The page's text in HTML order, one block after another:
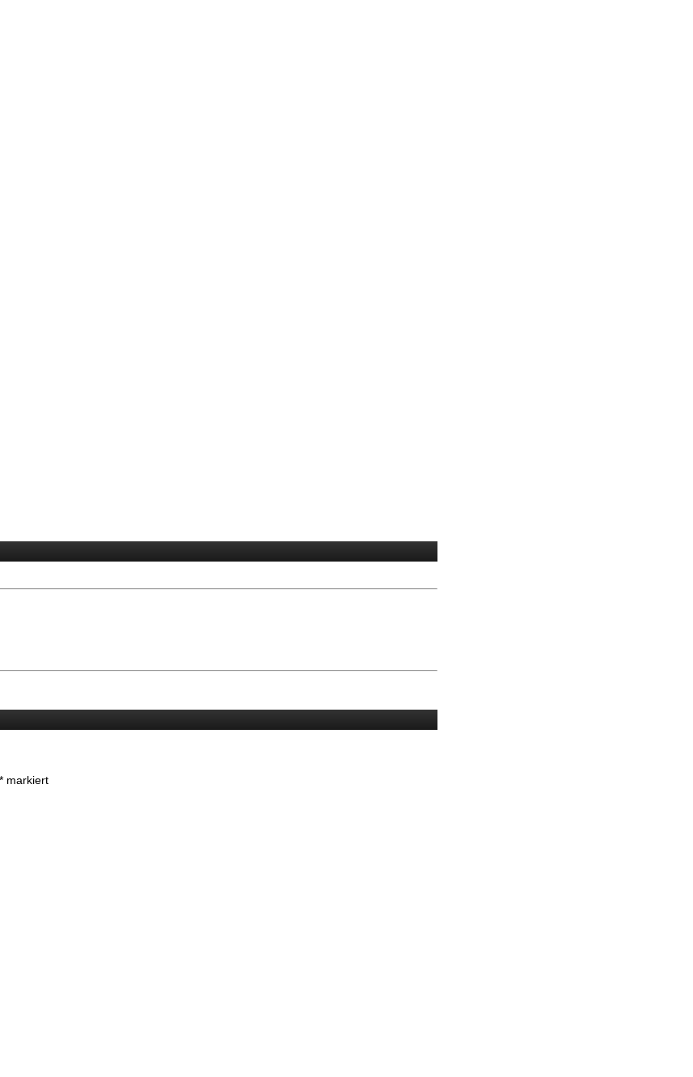
* markiert